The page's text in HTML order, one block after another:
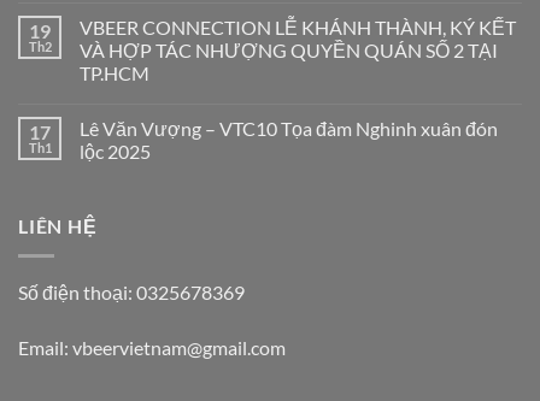
19
Th2
VBEER CONNECTION LỄ KHÁNH THÀNH, KÝ KẾT
VÀ HỢP TÁC NHƯỢNG QUYỀN QUÁN SỐ 2 TẠI
TP.HCM
17
Th1
Lê Văn Vượng – VTC10 Tọa đàm Nghinh xuân đón
lộc 2025
LIÊN HỆ
Số điện thoại: 0325678369
Email: vbeervietnam@gmail.com